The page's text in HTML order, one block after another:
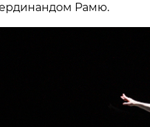
Рамю.